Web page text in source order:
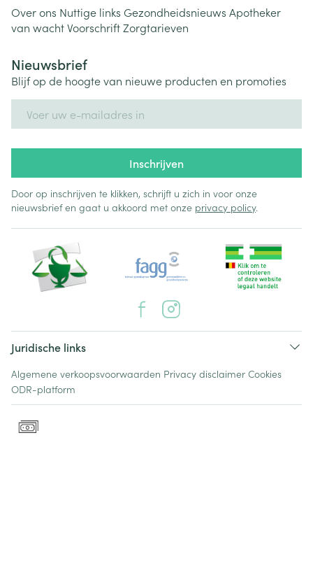
Over ons Nuttige links Gezondheidsnieuws Apotheker
van wachtVoorschriftZorgtarieven
Nieuwsbrief
Blijf op de hoogte van nieuwe producten en promoties
Inschrijven
Door op inschrijven te klikken, schrijft u zich in voor onze
nieuwsbrief en gaat u akkoord met onze privacy policy.
Juridische links
Algemene verkoopsvoorwaarden Privacy disclaimer Cookies
ODR-platform